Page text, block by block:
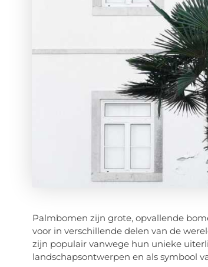
Palmbomen zijn grote, opvallende
voor in verschillende delen van de
zijn populair vanwege hun unieke
landschapsontwerpen en als symbool